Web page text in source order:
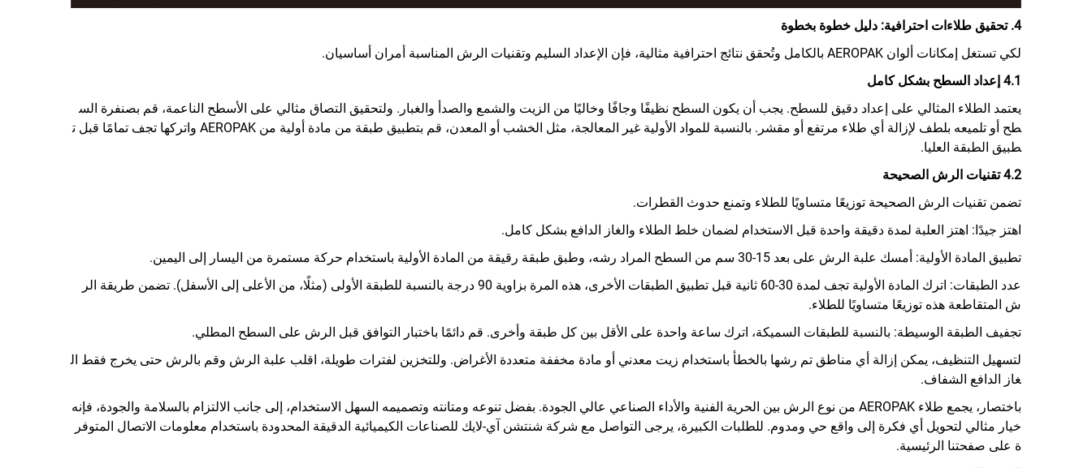
4. تحقيق طلاءات احترافية: دليل خطوة بخطوة
لكي تستغل إمكانات ألوان AEROPAK بالكامل وتُحقق نتائج احترافية مثالية، فإن الإعداد السليم وتقنيات الرش المناسبة أمران أساسيان.
4.1 إعداد السطح بشكل كامل
يعتمد الطلاء المثالي على إعداد دقيق للسطح. يجب أن يكون السطح نظيفًا وجافًا وخاليًا من الزيت والشمع والصدأ والغبار. ولتحقيق التصاق مثالي على الأسطح الناعمة، قم بصنفرة الس
طح أو تلميعه بلطف لإزالة أي طلاء مرتفع أو مقشر. بالنسبة للمواد الأولية غير المعالجة، مثل الخشب أو المعدن، قم بتطبيق طبقة من مادة أولية من AEROPAK واتركها تجف تمامًا قبل ت
طبيق الطبقة العليا.
4.2 تقنيات الرش الصحيحة
تضمن تقنيات الرش الصحيحة توزيعًا متساويًا للطلاء وتمنع حدوث القطرات.
اهتز جيدًا: اهتز العلبة لمدة دقيقة واحدة قبل الاستخدام لضمان خلط الطلاء والغاز الدافع بشكل كامل.
تطبيق المادة الأولية: أمسك علبة الرش على بعد 15-30 سم من السطح المراد رشه، وطبق طبقة رقيقة من المادة الأولية باستخدام حركة مستمرة من اليسار إلى اليمين.
عدد الطبقات: اترك المادة الأولية تجف لمدة 30-60 ثانية قبل تطبيق الطبقات الأخرى، هذه المرة بزاوية 90 درجة بالنسبة للطبقة الأولى (مثلًا، من الأعلى إلى الأسفل). تضمن طريقة الر
ش المتقاطعة هذه توزيعًا متساويًا للطلاء.
تجفيف الطبقة الوسيطة: بالنسبة للطبقات السميكة، اترك ساعة واحدة على الأقل بين كل طبقة وأخرى. قم دائمًا باختبار التوافق قبل الرش على السطح المطلي.
لتسهيل التنظيف، يمكن إزالة أي مناطق تم رشها بالخطأ باستخدام زيت معدني أو مادة مخففة متعددة الأغراض. وللتخزين لفترات طويلة، اقلب علبة الرش وقم بالرش حتى يخرج فقط ال
غاز الدافع الشفاف.
باختصار، يجمع طلاء AEROPAK من نوع الرش بين الحرية الفنية والأداء الصناعي عالي الجودة. بفضل تنوعه ومتانته وتصميمه السهل الاستخدام، إلى جانب الالتزام بالسلامة والجودة، فإنه
خيار مثالي لتحويل أي فكرة إلى واقع حي ومدوم. للطلبات الكبيرة، يرجى التواصل مع شركة شنتشن آي-لايك للصناعات الكيميائية الدقيقة المحدودة باستخدام معلومات الاتصال المتوفر
ة على صفحتنا الرئيسية.